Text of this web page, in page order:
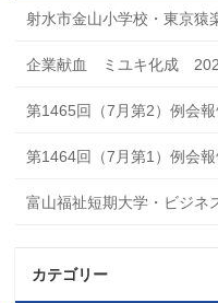
射水市金山小学校・東京猿
企業献血 ミユキ化成
第1465回（7月第2）例会
第1464回（7月第1）例会
富山福祉短期大学・ビジ
カテゴリー